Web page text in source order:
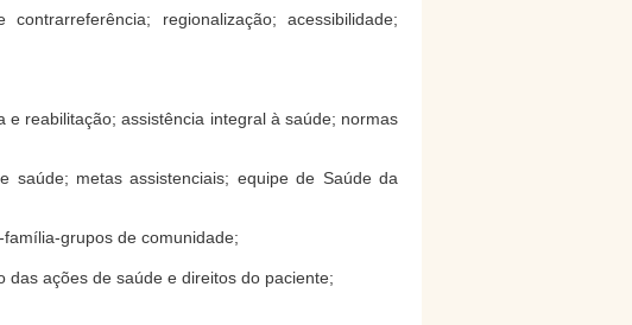
regionalização; acessibilidade;
reabilitação; assistência integral à saúde; normas
saúde; metas assistenciais; equipe de Saúde da
grupos de comunidade;
ações de saúde e direitos do paciente;